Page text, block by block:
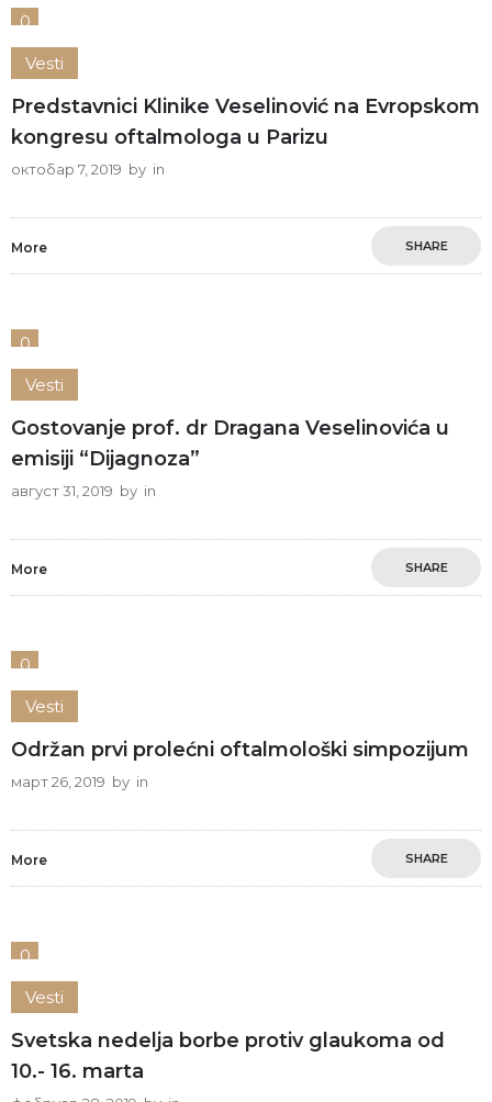
0
Vesti
Predstavnici Klinike Veselinović na Evropskom
kongresu oftalmologa u Parizu
октобар 7, 2019 by in
More SHARE
0
Vesti
Gostovanje prof. dr Dragana Veselinovića u
emisiji “Dijagnoza”
август 31, 2019 by in
More SHARE
0
Vesti
Održan prvi prolećni oftalmološki simpozijum
март 26, 2019 by in
More SHARE
0
Vesti
Svetska nedelja borbe protiv glaukoma od
10.- 16. marta